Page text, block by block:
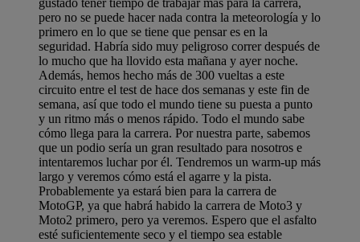
pero no se puede hacer nada contra la meteorología y lo
primero en lo que se tiene que pensar es en la
seguridad. Habría sido muy peligroso correr después de
lo mucho que ha llovido esta mañana y ayer noche.
Además, hemos hecho más de 300 vueltas a este
circuito entre el test de hace dos semanas y este fin de
semana, así que todo el mundo tiene su puesta a punto
y un ritmo más o menos rápido. Todo el mundo sabe
cómo llega para la carrera. Por nuestra parte, sabemos
que un podio sería un gran resultado para nosotros e
intentaremos luchar por él. Tendremos un warm-up más
largo y veremos cómo está el agarre y la pista.
Probablemente ya estará bien para la carrera de
MotoGP, ya que habrá habido la carrera de Moto3 y
Moto2 primero, pero ya veremos. Espero que el asfalto
esté suficientemente seco y el tiempo sea estable